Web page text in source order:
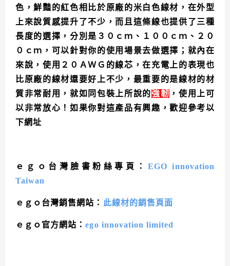
色，鮮豔的紅色相比於原廠的米白色線材，在外型
上來說質感提升了不少，而且這條線也提供了三種
長度的選擇，分別是３０ｃｍ、１００ｃｍ、２０
０ｃｍ，可以針對你的使用場景去做選擇；就內在
來說，使用２０ＡＷＧ的線芯，在充電上的表現也
比原廠的線材還要好上不少，最重要的是線材的材
質非常耐用，就如同包裝上所說的強韌 ，使用上可
以非常放心！如果你對這產品有興趣，歡迎參考以
下網址
ｅｇｏ台灣臉書粉絲專頁： EGO innovation
Taiwan
ｅｇｏ台灣銷售網站： 此線材的銷售頁面
ｅｇｏ官方網站：ego innovation limited